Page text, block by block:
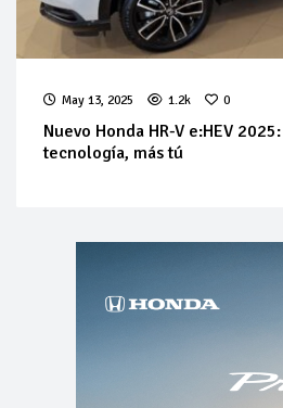
May 13, 2025 1.2k 0
Nuevo Honda HR-V e:HEV
tecnología, más tú